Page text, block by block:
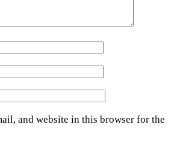
and website in this browser for the